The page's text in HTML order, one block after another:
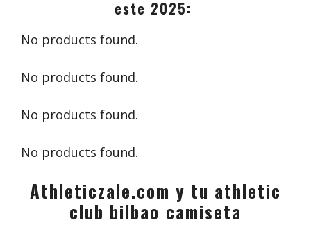
este 2025:
No products found.
No products found.
No products found.
No products found.
Athleticzale.com y tu athletic
club bilbao camiseta